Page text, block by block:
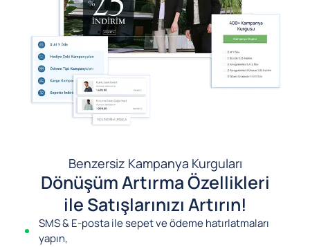
Benzersiz Kampanya Kurguları
Dönüşüm Artırma Özellikleri
ile Satışlarınızı Artırın!
SMS & E-posta ile sepet ve ödeme hatırlatmaları
yapın,